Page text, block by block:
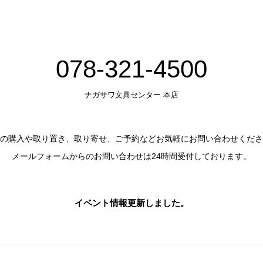
078-321-4500
ナガサワ文具センター 本店
購入や取り置き、取り寄せ、ご予約などお気軽にお問い合わせくだ
メールフォームからのお問い合わせは24時間受付しております。
イベント情報更新しました。